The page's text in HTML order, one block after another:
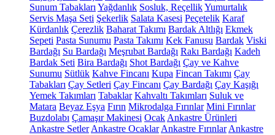
Sunum Tabakları Yağdanlık Sosluk, ReçellikYumurtalık
Servis Maşa Seti Şekerlik Salata Kasesi Peçetelik Karaf
Kürdanlık Çerezlik Baharat Takımı Bardak Altlığı Ekmek
Sepeti Pasta Sunumu Pasta Takımı Kek Fanusu Bardak Viski
Bardağı Su Bardağı Meşrubat Bardağı Rakı Bardağı Kadeh
Bardak Seti Bira Bardağı Shot Bardağı Çay ve Kahve
Sunumu Sütlük Kahve Fincanı Kupa Fincan Takımı Çay
Tabakları Çay Setleri Çay Fincanı Çay Bardağı Çay Kaşığı
Yemek Takımları Tabaklar Kahvaltı Takımları Suluk ve
Matara Beyaz Eşya Fırın Mikrodalga Fırınlar Mini Fırınlar
Buzdolabı Çamaşır Makinesi Ocak Ankastre Ürünleri
Ankastre Setler Ankastre Ocaklar Ankastre Fırınlar Ankastre